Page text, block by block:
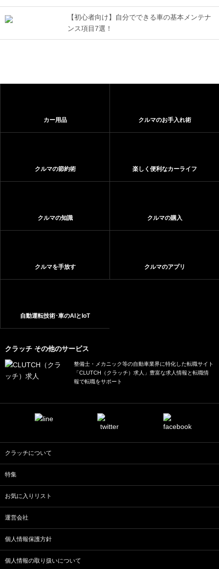
【初心者向け】自分でできる車の基本メンテナ
ンス項目7選！
カー用品 クルマのお手入れ術
クルマの節約術 楽しく便利なカーライフ
クルマの知識 クルマの購入
クルマを手放す クルマのアプリ
自動運転技術･車のAIとIoT
クラッチ その他のサービス
整備士・メカニック等の自動車業界に特化した転職サイト
「CLUTCH（クラッチ）求人」豊富な求人情報と転職情
報で転職をサポート
クラッチについて
特集
お気に入りリスト
運営会社
個人情報保護方針
個人情報の取り扱いについて